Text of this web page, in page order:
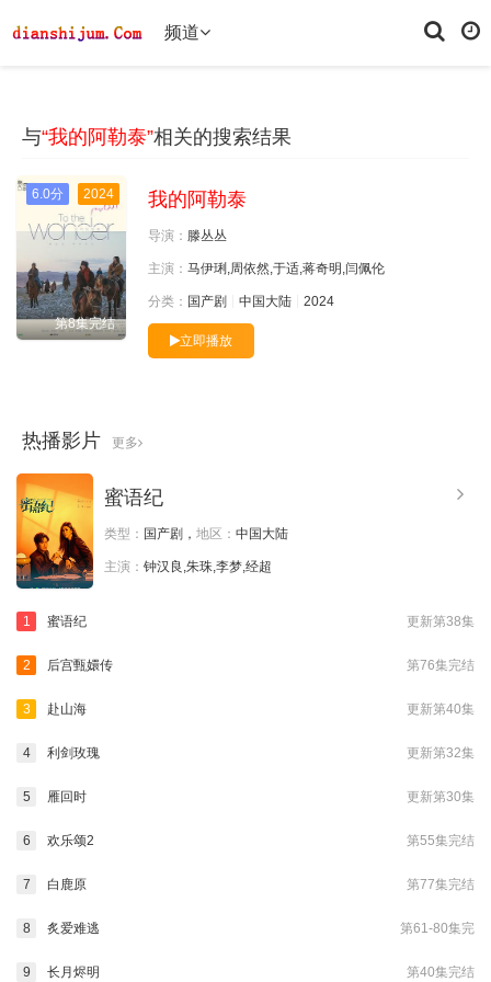
频道
与“我的阿勒泰”相关的搜索结果
6.0分 2024
第8集完结
我的阿勒泰
导演： 滕丛丛
主演： 马伊琍,周依然,于适,蒋奇明,闫佩伦
分类： 国产剧 中国大陆 2024
立即播放
热播影片 更多
蜜语纪
类型： 国产剧， 地区： 中国大陆
主演： 钟汉良,朱珠,李梦,经超
更新第38集
1 蜜语纪
第76集完结
2 后宫甄嬛传
更新第40集
3 赴山海
更新第32集
4 利剑玫瑰
更新第30集
5 雁回时
第55集完结
6 欢乐颂2
第77集完结
7 白鹿原
第61-80集完
8 炙爱难逃
第40集完结
9 长月烬明